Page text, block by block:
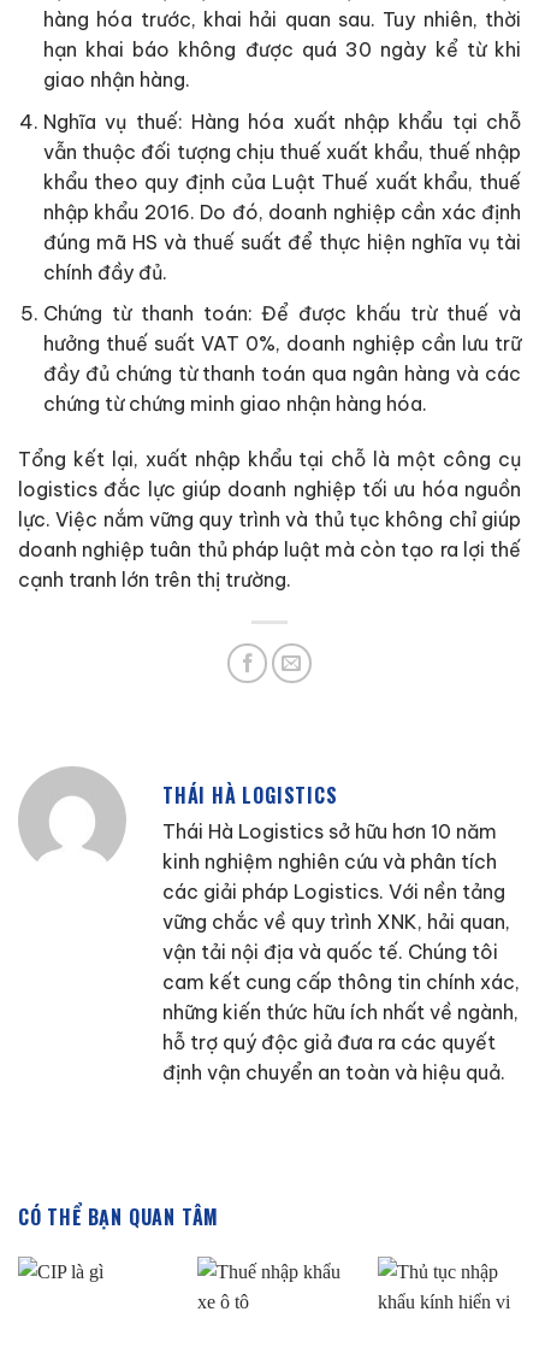
hàng hóa trước, khai hải quan sau. Tuy nhiên, thời
hạn khai báo không được quá 30 ngày kể từ khi
giao nhận hàng.
Nghĩa vụ thuế: Hàng hóa xuất nhập khẩu tại chỗ
vẫn thuộc đối tượng chịu thuế xuất khẩu, thuế nhập
khẩu theo quy định của Luật Thuế xuất khẩu, thuế
nhập khẩu 2016. Do đó, doanh nghiệp cần xác định
đúng mã HS và thuế suất để thực hiện nghĩa vụ tài
chính đầy đủ.
Chứng từ thanh toán: Để được khấu trừ thuế và
hưởng thuế suất VAT 0%, doanh nghiệp cần lưu trữ
đầy đủ chứng từ thanh toán qua ngân hàng và các
chứng từ chứng minh giao nhận hàng hóa.
Tổng kết lại, xuất nhập khẩu tại chỗ là một công cụ
logistics đắc lực giúp doanh nghiệp tối ưu hóa nguồn
lực. Việc nắm vững quy trình và thủ tục không chỉ giúp
doanh nghiệp tuân thủ pháp luật mà còn tạo ra lợi thế
cạnh tranh lớn trên thị trường.
THÁI HÀ LOGISTICS
Thái Hà Logistics sở hữu hơn 10 năm
kinh nghiệm nghiên cứu và phân tích
các giải pháp Logistics. Với nền tảng
vững chắc về quy trình XNK, hải quan,
vận tải nội địa và quốc tế. Chúng tôi
cam kết cung cấp thông tin chính xác,
những kiến thức hữu ích nhất về ngành,
hỗ trợ quý độc giả đưa ra các quyết
định vận chuyển an toàn và hiệu quả.
CÓ THỂ BẠN QUAN TÂM